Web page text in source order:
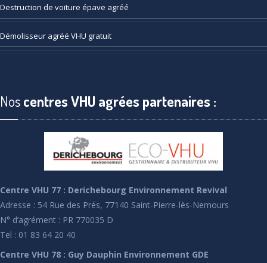
Destruction de voiture épave agréé
Démolisseur agréé VHU gratuit
Noscentres VHU agrées partenaires :
Centre VHU 77 : Derichebourg Environnement Revival
Adresse : 54 Rue des Prés, 77140 Saint-Pierre-lès-Nemours
N° d’agrément : PR 770035 D
Tel : 01 83 64 20 40
Centre VHU 78 : Guy Dauphin Environnement GDE